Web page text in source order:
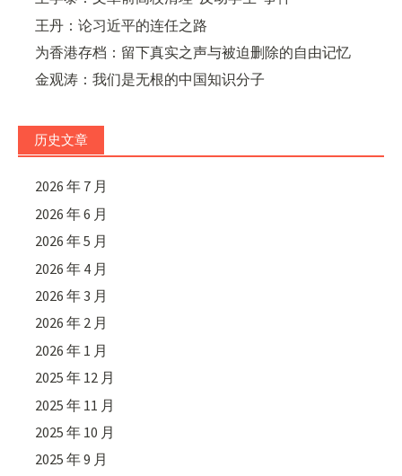
王丹：论习近平的连任之路
为香港存档：留下真实之声与被迫删除的自由记忆
金观涛：我们是无根的中国知识分子
历史文章
2026 年 7 月
2026 年 6 月
2026 年 5 月
2026 年 4 月
2026 年 3 月
2026 年 2 月
2026 年 1 月
2025 年 12 月
2025 年 11 月
2025 年 10 月
2025 年 9 月